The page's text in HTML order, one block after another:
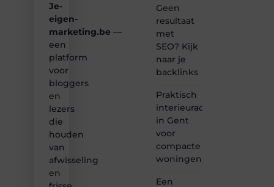
Je-
eigen-
marketing.be —
een
platform
voor
bloggers
en
lezers
die
houden
van
afwisseling
en
Geen
resultaat
met
SEO? Kijk
naar je
backlinks
Praktisch
interieuradvies
in Gent
voor
compacte
woningen
Een